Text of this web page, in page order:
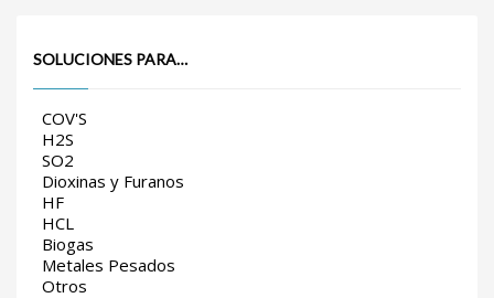
SOLUCIONES PARA…
COV'S
H2S
SO2
Dioxinas y Furanos
HF
HCL
Biogas
Metales Pesados
Otros